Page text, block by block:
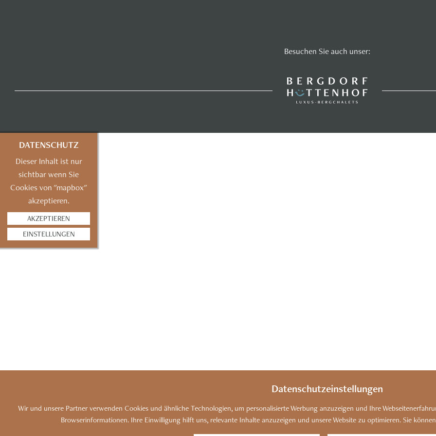
Datenschutzeinstellungen
Wir und unsere Partner verwenden Cookies und ähnliche Technologien, um personalisierte Werbung anzuzeigen und Ihre
Browserinformationen. Ihre Einwilligung hilft uns, relevante Inhalte anzuzeigen und unsere Website zu optimieren. Sie
Besuchen Sie auch unser:
DATENSCHUTZ
Dieser Inhalt ist nur
sichtbar wenn Sie
Cookies von "mapbox"
akzeptieren.
AKZEPTIEREN
EINSTELLUNGEN
SITEMAP KONTAKT IMPRESSUM DATENSCHUTZ COOKIES